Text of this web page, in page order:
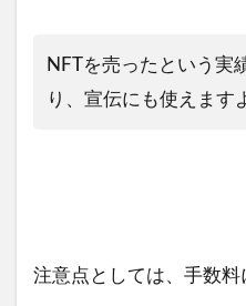
NFTを売ったという実
り、宣伝にも使えます
注意点としては、手数料